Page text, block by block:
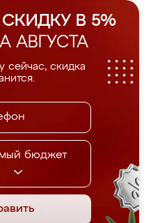
В 5%
АВГУСТА
сейчас, скидка
бюджет